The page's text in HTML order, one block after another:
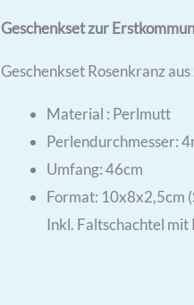
Geschenkset zur
Geschenkset Rosenkranz
Material : Perlmutt
Perlendurchmesser:
Umfang: 46cm
Format: 10x8x2,5cm
Inkl. Faltschachtel